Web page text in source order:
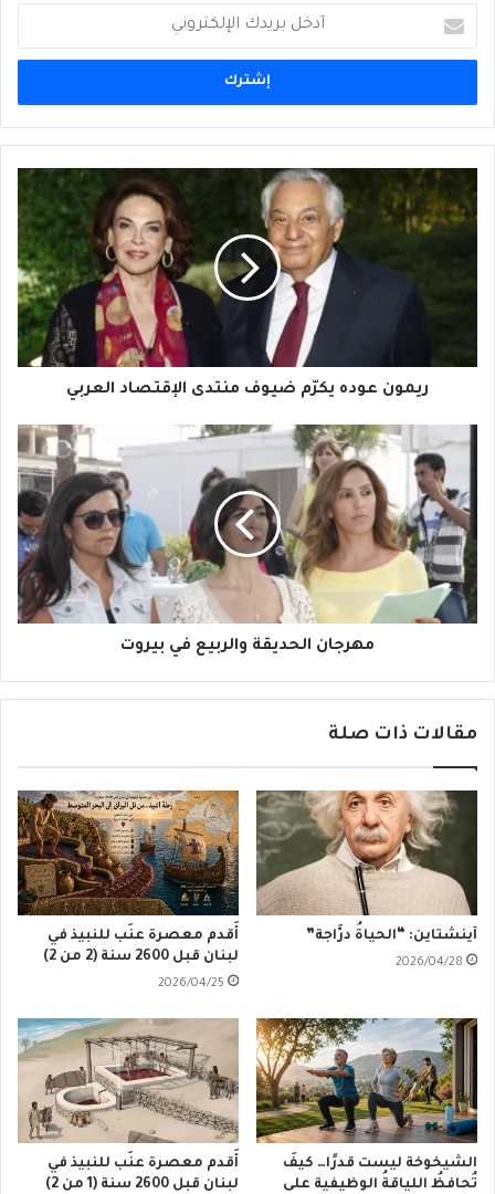
بريدك
الإلكتروني
عوده
يكرّم
ريمون عوده يكرّم ضيوف منتدى الإقتصاد العربي
الحديقة
والربيع
في
بيروت
مهرجان الحديقة والربيع في بيروت
مقالات ذات صلة
آينشتاين: “الحياةُ درَّاجة”
2026/04/28
أَقدم معصرة عنَب للنبيذ في
لبنان قبل 2600 سنة (2 من 2)
2026/04/25
الشيخوخة ليست قدرًا… كيفَ
تُحافظُ اللياقةُ الوظيفية على
أَقدم معصرة عنَب للنبيذ في
لبنان قبل 2600 سنة (1 من 2)